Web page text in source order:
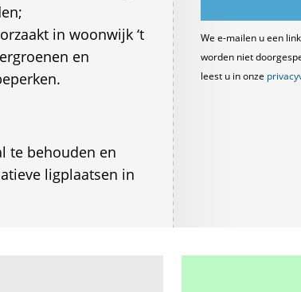
in woonwijk ‘t
en
te behouden en
ligplaatsen in
We e-mailen u een
worden niet
leest u in onze